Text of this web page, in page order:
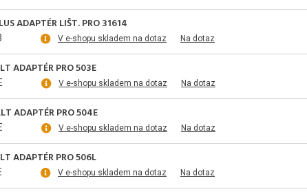
ADAPTÉR LIŠT. PRO 31614
V e-shopu skladem na dotaz Na dotaz
ADAPTÉR PRO 503E
V e-shopu skladem na dotaz Na dotaz
ADAPTÉR PRO 504E
V e-shopu skladem na dotaz Na dotaz
ADAPTÉR PRO 506L
V e-shopu skladem na dotaz Na dotaz